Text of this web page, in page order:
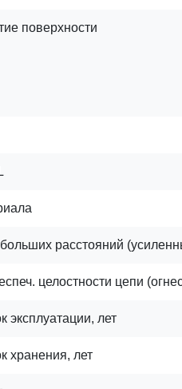
поверхности
расстояний
целостности цепи
эксплуатации, лет
хранения, лет